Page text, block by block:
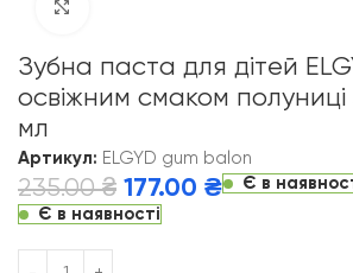
Зубна паста для дітей
освіжним смаком полуниці
мл
Артикул: ELGYD gum balon
235.00₴ 177.00 ₴
Є в
Є в наявності
Alternative: